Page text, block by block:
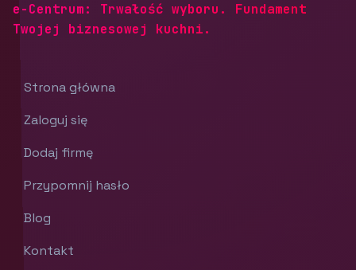
e-Centrum: Trwałość wyboru. Fundament
Twojej biznesowej kuchni.
Strona główna
Zaloguj się
Dodaj firmę
Przypomnij hasło
Blog
Kontakt